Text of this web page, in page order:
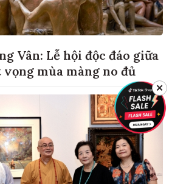
Vân: Lễ hội độc đáo giữa
mùa màng no đủ
✕